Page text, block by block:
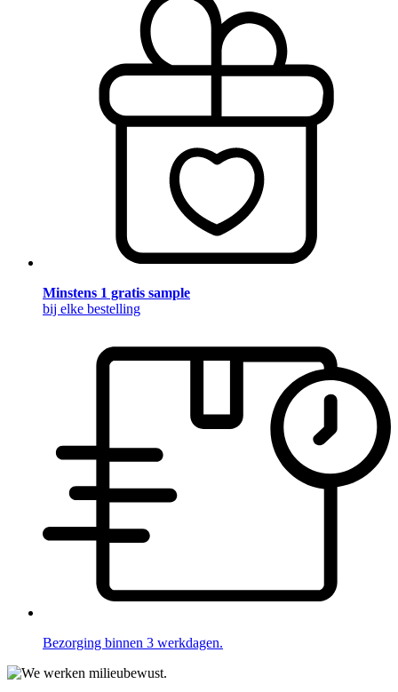
Minstens 1 gratis sample
bij elke bestelling
Bezorging binnen 3 werkdagen.